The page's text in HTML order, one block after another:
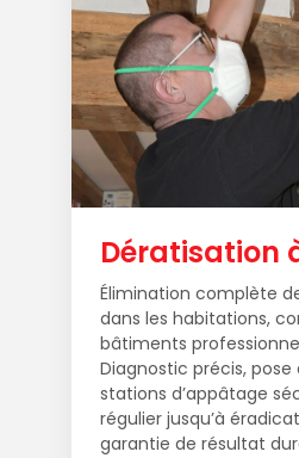
Dératisation
Élimination complète
dans les habitations,
bâtiments
Diagnostic précis, pose
stations d’appâtage
régulier jusqu’à
garantie de résultat